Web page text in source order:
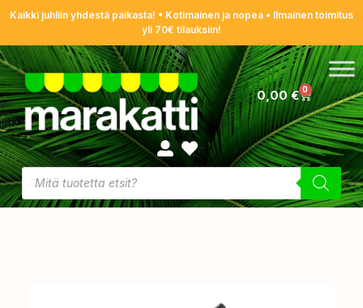
Kaikki juhliin yhdestä paikasta! • Kotimainen ja nopea • Ilmainen toimitus
yli 70€ tilauksiin!
0,00€ 0